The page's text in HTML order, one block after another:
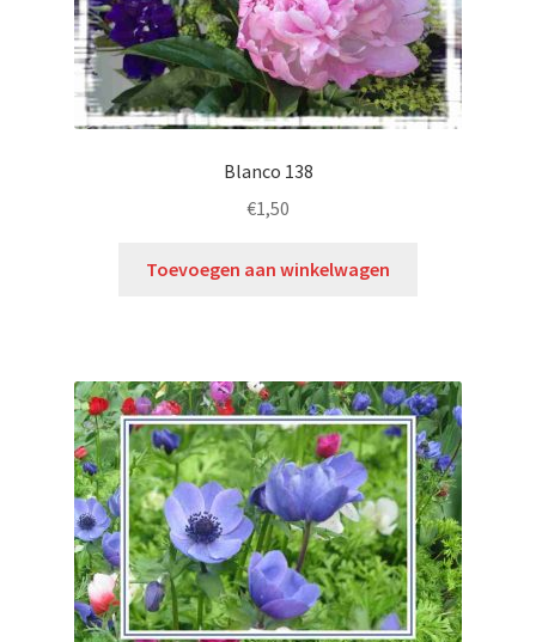
Blanco 138
€1,50
Toevoegen aan winkelwagen